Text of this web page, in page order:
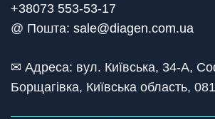
+38073 553-53-17
@ Пошта: sale@diagen.com.ua
✉ Адреса: вул. Київська, 34-А,
Борщагівка, Київська область,